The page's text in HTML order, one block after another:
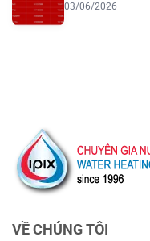
03/06/2026
VỀ CHÚNG TÔI